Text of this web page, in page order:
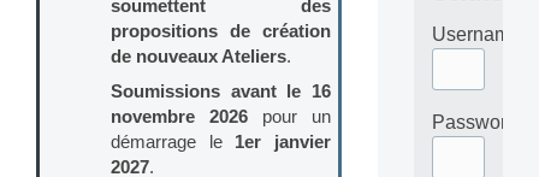
soumettent des
propositions de création
de nouveaux Ateliers.
Soumissions avant le 16
novembre 2026pour un
démarrage le 1er janvier
2027.
Username
Password